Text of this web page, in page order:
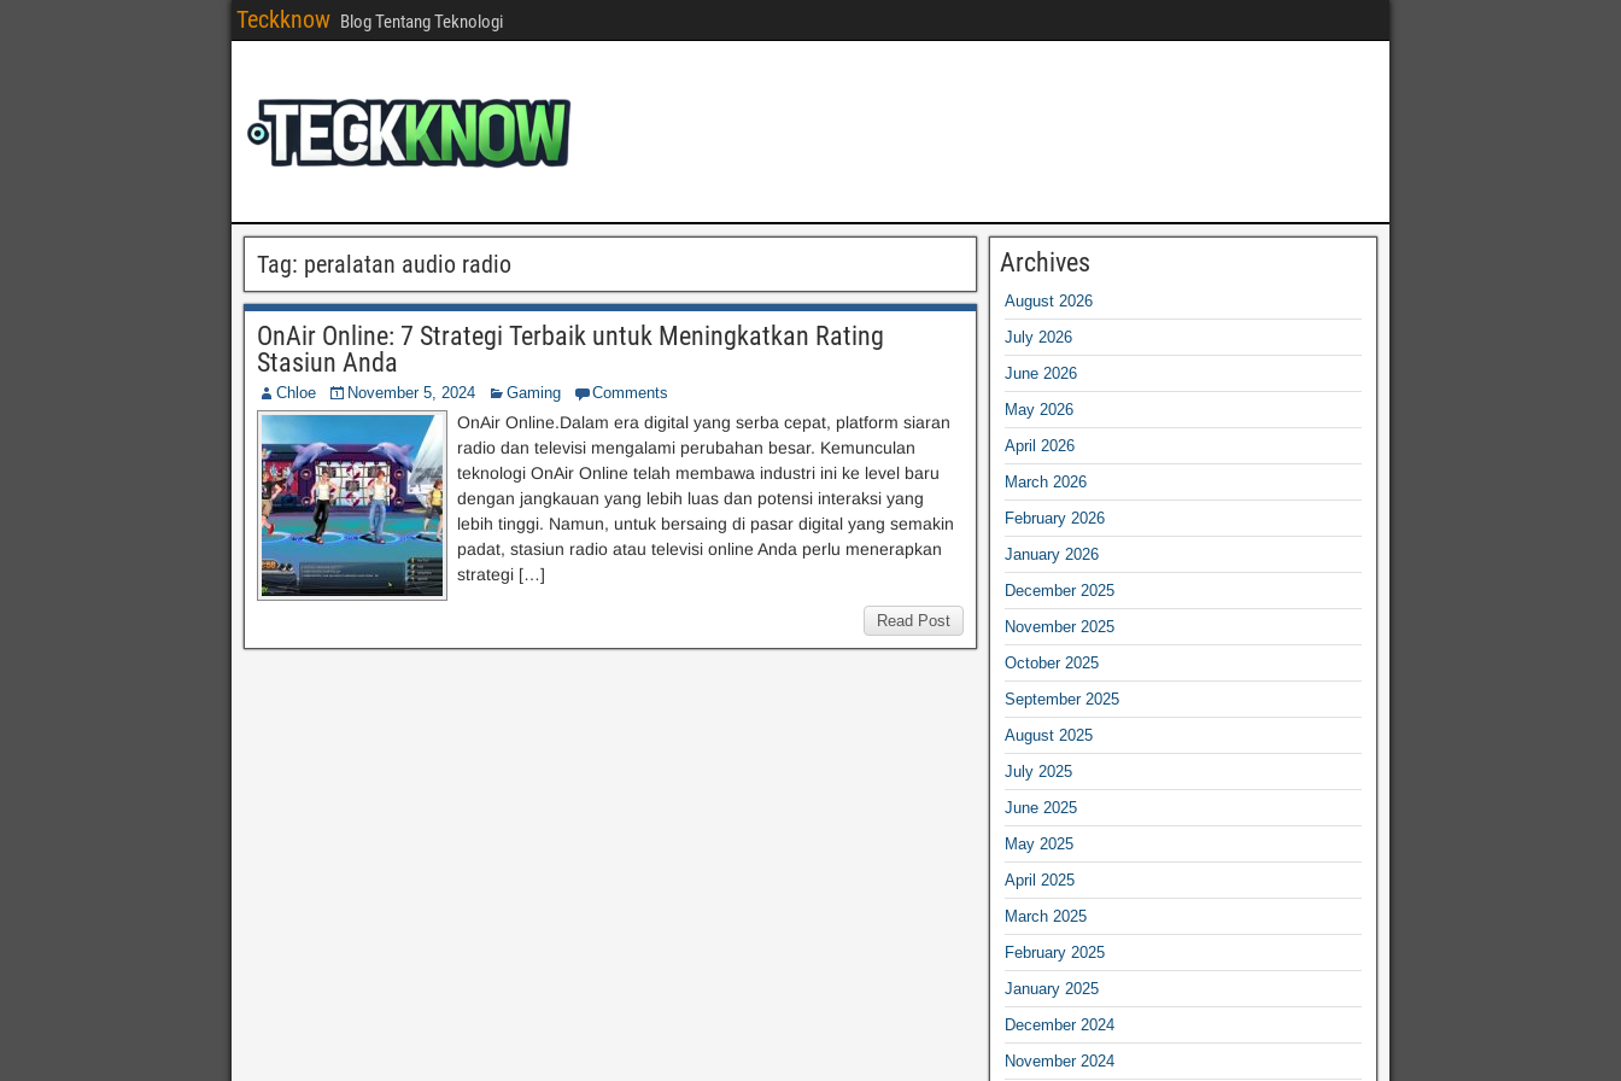
Teckknow Blog Tentang Teknologi
Tag: peralatan audio radio
OnAir Online: 7 Strategi Terbaik untuk Meningkatkan Rating
Stasiun Anda
Chloe November 5, 2024 Gaming Comments
OnAir Online.Dalam era digital yang serba cepat, platform siaran
radio dan televisi mengalami perubahan besar. Kemunculan
teknologi OnAir Online telah membawa industri ini ke level baru
dengan jangkauan yang lebih luas dan potensi interaksi yang
lebih tinggi. Namun, untuk bersaing di pasar digital yang semakin
padat, stasiun radio atau televisi online Anda perlu menerapkan
strategi […]
Read Post
Archives
August 2026
July 2026
June 2026
May 2026
April 2026
March 2026
February 2026
January 2026
December 2025
November 2025
October 2025
September 2025
August 2025
July 2025
June 2025
May 2025
April 2025
March 2025
February 2025
January 2025
December 2024
November 2024